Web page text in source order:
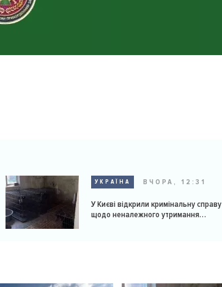
УКРАЇНА ВЧОРА, 12:31
У Києві відкрили кримінальну справу
щодо неналежного утримання